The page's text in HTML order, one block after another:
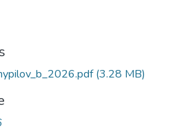
(3.28 MB)